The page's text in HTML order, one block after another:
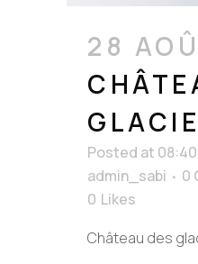
28
Posted at
admin_sabi
0
0 Likes
Château des